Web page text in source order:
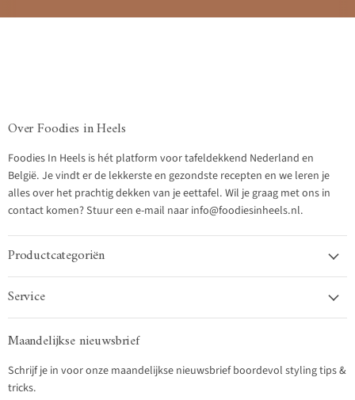
Over Foodies in Heels
Foodies In Heels is hét platform voor tafeldekkend Nederland en
België. Je vindt er de lekkerste en gezondste recepten en we leren je
alles over het prachtig dekken van je eettafel. Wil je graag met ons in
contact komen? Stuur een e-mail naar info@foodiesinheels.nl.
Productcategoriën
Service
Maandelijkse nieuwsbrief
Schrijf je in voor onze maandelijkse nieuwsbrief boordevol styling tips &
tricks.